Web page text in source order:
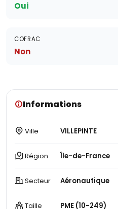
Oui
COFRAC
Non
Informations
Ville VILLEPINTE
Région Île-de-France
Secteur Aéronautique
Taille PME (10-249)